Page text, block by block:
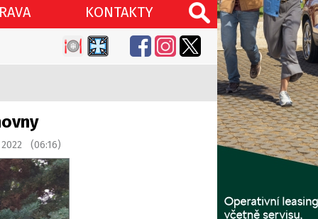
KONTAKTY
2022 (06:16)